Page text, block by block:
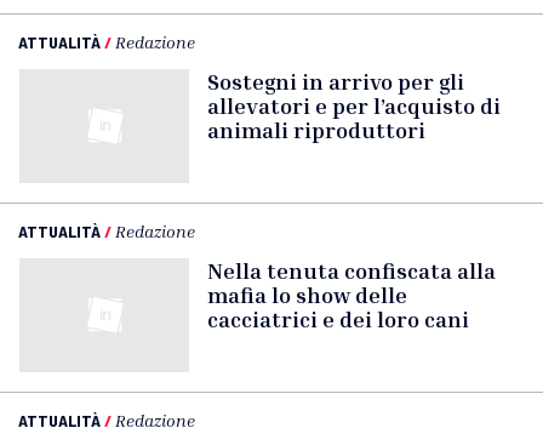
ATTUALITÀ/ Redazione
Sostegni in arrivo per gli
allevatori e per l’acquisto di
animali riproduttori
ATTUALITÀ/ Redazione
Nella tenuta confiscata alla
mafia lo show delle
cacciatrici e dei loro cani
ATTUALITÀ/ Redazione